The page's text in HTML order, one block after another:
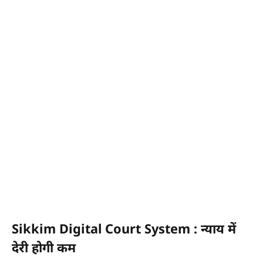
Sikkim Digital Court System : न्याय में
देरी होगी कम